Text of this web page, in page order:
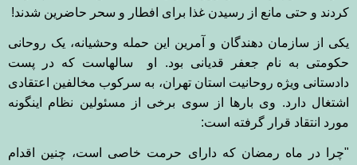
کردند و حتی مانع از رسیدن غذا برای افطار و سحر حاضرین شدند!
یکی از سازمان دهندگان و آمرین این حمله وحشیانه، یک روحانی
حکومتی به نام جعفر قدیانی بود. او سالهاست که در پست
دادستانی ویژه روحانیت استان تهران، به سرکوب مخالفین اعتقادی
اشتغال دارد. وی بارها از سوی برخی از مسئولین نظام اینگونه
مورد انتقاد قرار گرفته است:
"چرا در ماه رمضان که دارای حرمت خاصی است، چنین اقدام